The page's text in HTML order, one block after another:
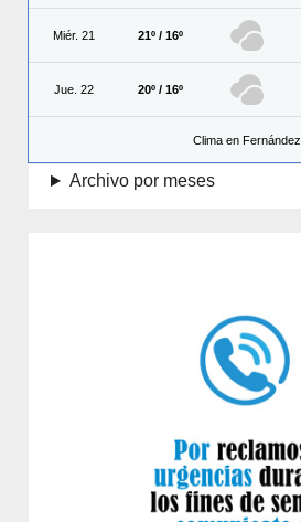
Miér. 21 21º / 16º
Jue. 22 20º / 16º
Clima en Fernández
Archivo por meses